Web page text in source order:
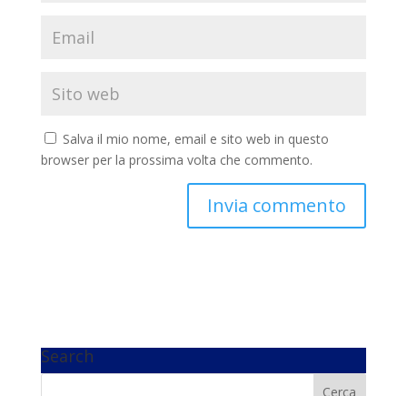
Salva il mio nome, email e sito web in questo
browser per la prossima volta che commento.
Search